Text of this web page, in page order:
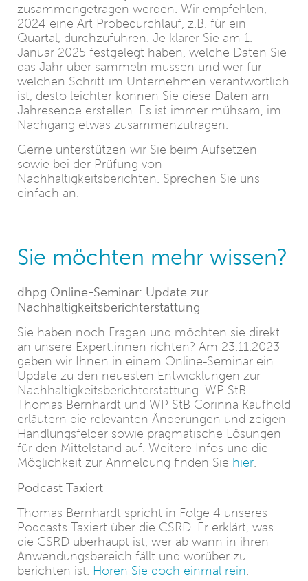
zusammengetragen werden. Wir empfehlen,
2024 eine Art Probedurchlauf, z.B. für ein
Quartal, durchzuführen. Je klarer Sie am 1.
Januar 2025 festgelegt haben, welche Daten Sie
das Jahr über sammeln müssen und wer für
welchen Schritt im Unternehmen verantwortlich
ist, desto leichter können Sie diese Daten am
Jahresende erstellen. Es ist immer mühsam, im
Nachgang etwas zusammenzutragen.
Gerne unterstützen wir Sie beim Aufsetzen
sowie bei der Prüfung von
Nachhaltigkeitsberichten. Sprechen Sie uns
einfach an.
Sie möchten mehr wissen?
dhpg Online-Seminar: Update zur
Nachhaltigkeitsberichterstattung
Sie haben noch Fragen und möchten sie direkt
an unsere Expert:innen richten? Am 23.11.2023
geben wir Ihnen in einem Online-Seminar ein
Update zu den neuesten Entwicklungen zur
Nachhaltigkeitsberichterstattung. WP StB
Thomas Bernhardt und WP StB Corinna Kaufhold
erläutern die relevanten Änderungen und zeigen
Handlungsfelder sowie pragmatische Lösungen
für den Mittelstand auf. Weitere Infos und die
Möglichkeit zur Anmeldung finden Sie hier.
Podcast Taxiert
Thomas Bernhardt spricht in Folge 4 unseres
Podcasts Taxiert über die CSRD. Er erklärt, was
die CSRD überhaupt ist, wer ab wann in ihren
Anwendungsbereich fällt und worüber zu
berichten ist. Hören Sie doch einmal rein.